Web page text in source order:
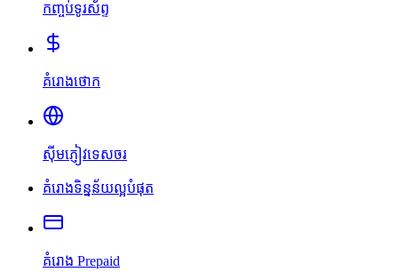
កញ្ចប់ទូរស័ព្ទ
គំរោងថោក
ស៊ីមភ្ញៀវទេសចរ
គំរោងទិន្នន័យល្អបំផុត
គំរោង Prepaid